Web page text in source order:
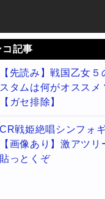
コ記事
【先読み】戦国乙女５
スタムは何がオススメ
【ガセ排除】
CR戦姫絶唱シンフォ
【画像あり】激アツリ
貼っとくぞ